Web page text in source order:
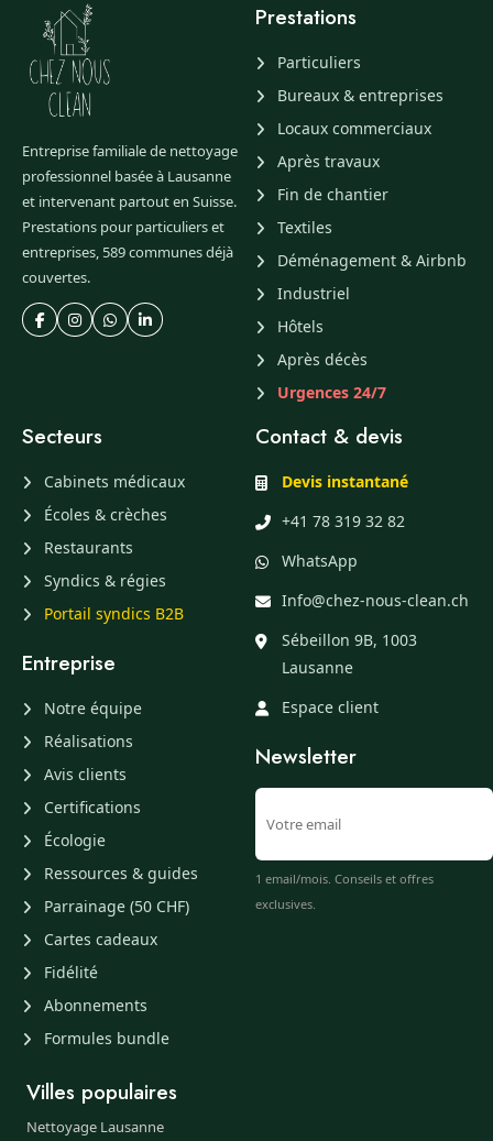
Entreprise familiale de nettoyage
professionnel basée à Lausanne
et intervenant partout en Suisse.
Prestations pour particuliers et
entreprises, 589 communes déjà
couvertes.
Prestations
Particuliers
Bureaux & entreprises
Locaux commerciaux
Après travaux
Fin de chantier
Textiles
Déménagement & Airbnb
Industriel
Hôtels
Après décès
Urgences 24/7
Secteurs
Cabinets médicaux
Écoles & crèches
Restaurants
Syndics & régies
Portail syndics B2B
Entreprise
Notre équipe
Réalisations
Avis clients
Certifications
Écologie
Ressources & guides
Parrainage (50 CHF)
Cartes cadeaux
Fidélité
Abonnements
Formules bundle
Contact & devis
Devis instantané
+41 78 319 32 82
WhatsApp
Info@chez-nous-clean.ch
Sébeillon 9B, 1003
Lausanne
Espace client
Newsletter
1 email/mois. Conseils et offres
exclusives.
Villes populaires
Nettoyage Lausanne